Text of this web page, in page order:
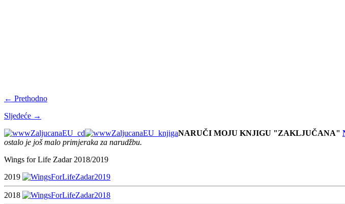
← Prethodno
Sljedeće →
NARUČI MOJU KNJIGU "ZAKLJUČANA"
ostalo je još malo primjeraka za narudžbu.
Wings for Life Zadar 2018/2019
2019
2018